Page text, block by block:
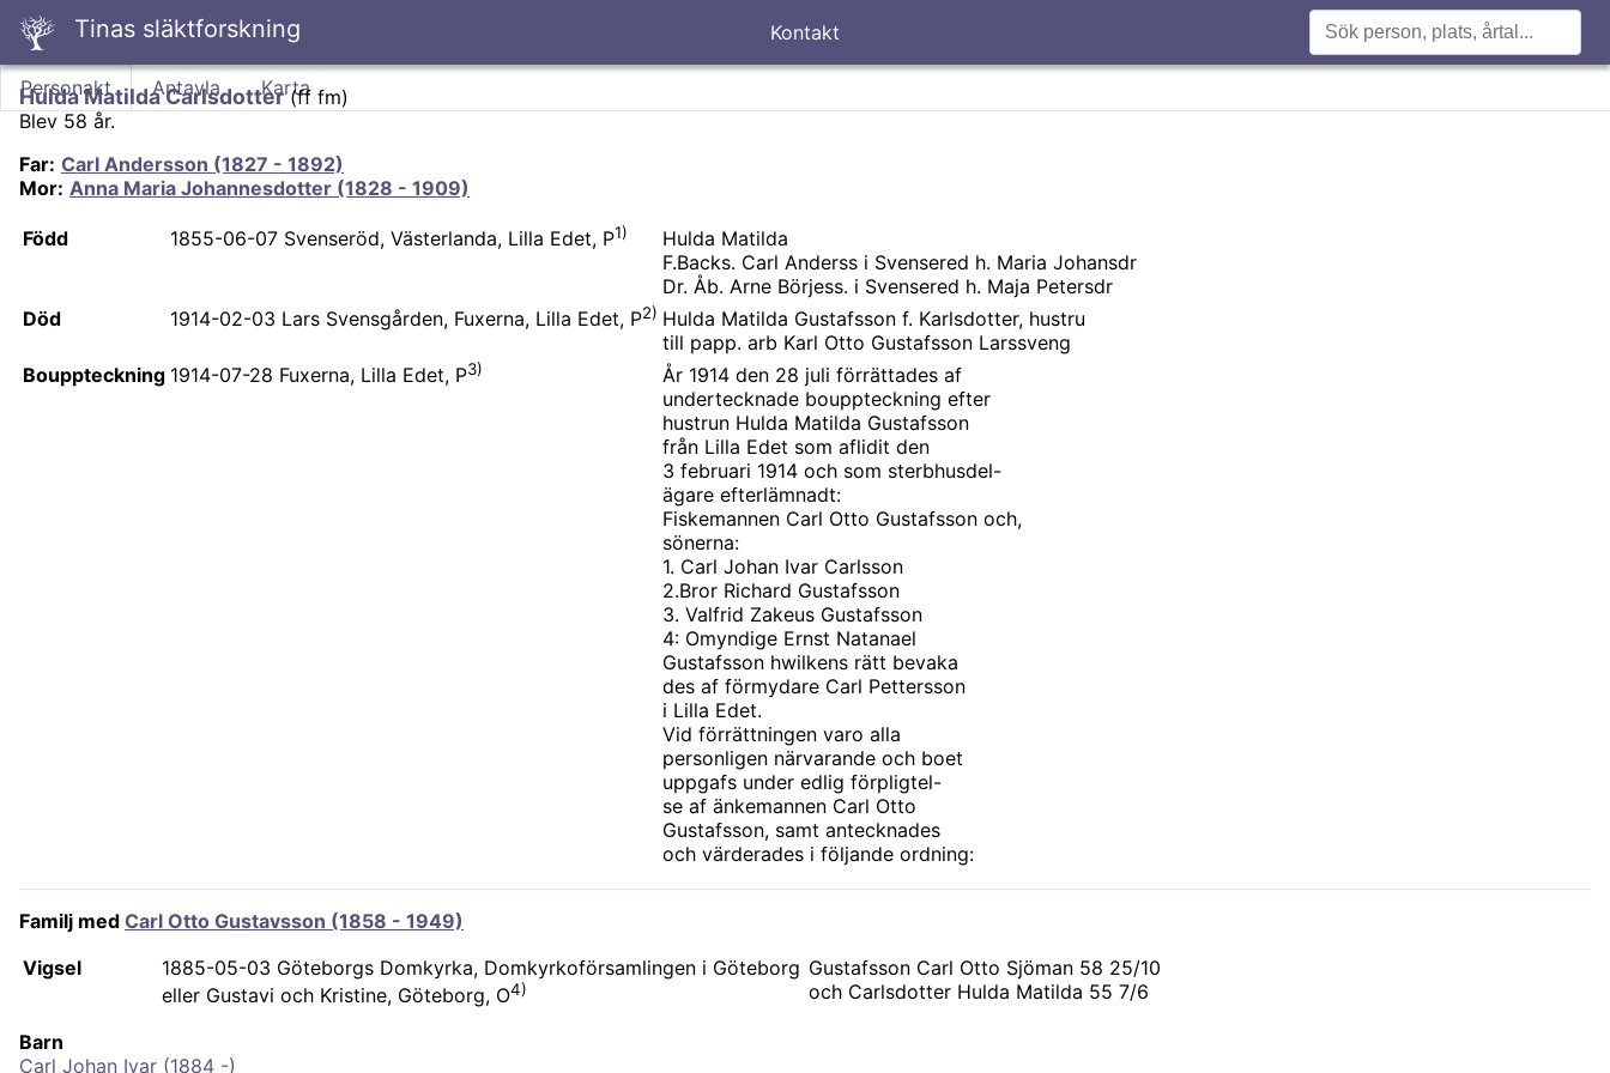
Tinas släktforskning Kontakt
Personakt Antavla Karta
Hulda Matilda Carlsdotter (ff fm)
Blev 58 år.
Far: Carl Andersson (1827 - 1892)
Mor: Anna Maria Johannesdotter (1828 - 1909)
Född 1855-06-07 Svenseröd, Västerlanda, Lilla Edet, P1)
Hulda Matilda
F.Backs. Carl Anderss i Svensered h. Maria Johansdr
Dr. Åb. Arne Börjess. i Svensered h. Maja Petersdr
Död
1914-02-03 Lars Svensgården, Fuxerna, Lilla Edet, P2) Hulda Matilda Gustafsson f. Karlsdotter, hustru
till papp. arb Karl Otto Gustafsson Larssveng
Bouppteckning 1914-07-28 Fuxerna, Lilla Edet, P3)
År 1914 den 28 juli förrättades af
undertecknade bouppteckning efter
hustrun Hulda Matilda Gustafsson
från Lilla Edet som aflidit den
3 februari 1914 och som sterbhusdel-
ägare efterlämnadt:
Fiskemannen Carl Otto Gustafsson och,
sönerna:
1. Carl Johan Ivar Carlsson
2.Bror Richard Gustafsson
3. Valfrid Zakeus Gustafsson
4: Omyndige Ernst Natanael
Gustafsson hwilkens rätt bevaka
des af förmydare Carl Pettersson
i Lilla Edet.
Vid förrättningen varo alla
personligen närvarande och boet
uppgafs under edlig förpligtel-
se af änkemannen Carl Otto
Gustafsson, samt antecknades
och värderades i följande ordning:
Familj med Carl Otto Gustavsson (1858 - 1949)
Vigsel
1885-05-03 Göteborgs Domkyrka, Domkyrkoförsamlingen i Göteborg
eller Gustavi och Kristine, Göteborg, O4)
Gustafsson Carl Otto Sjöman 58 25/10
och Carlsdotter Hulda Matilda 55 7/6
Barn
Carl Johan Ivar (1884 -)